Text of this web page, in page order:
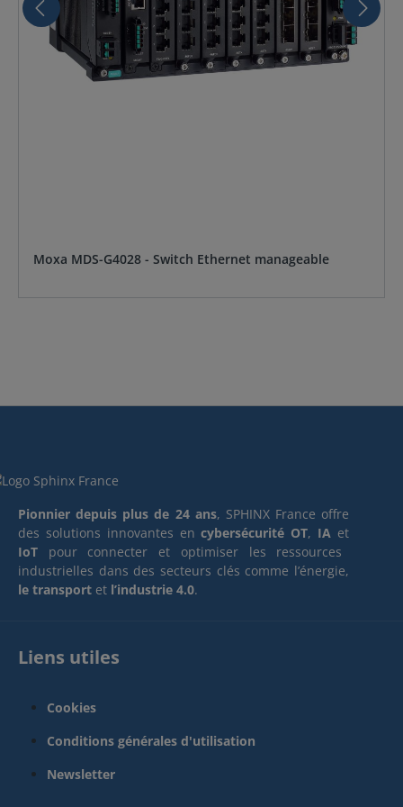
Moxa MDS-G4028 - Switch Ethernet manageable
Pionnier depuis plus de 24 ans, SPHINX France offre
des solutions innovantes encybersécurité OT, IA et
IoT pour connecter et optimiser les ressources
industrielles dans des secteurs clés comme l’énergie,
le transport et l’industrie 4.0.
Liens utiles
Cookies
Conditions générales d'utilisation
Newsletter